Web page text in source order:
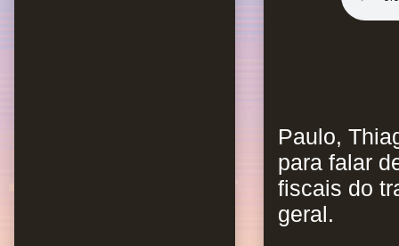
Paulo,
para falar
fiscais do
geral.